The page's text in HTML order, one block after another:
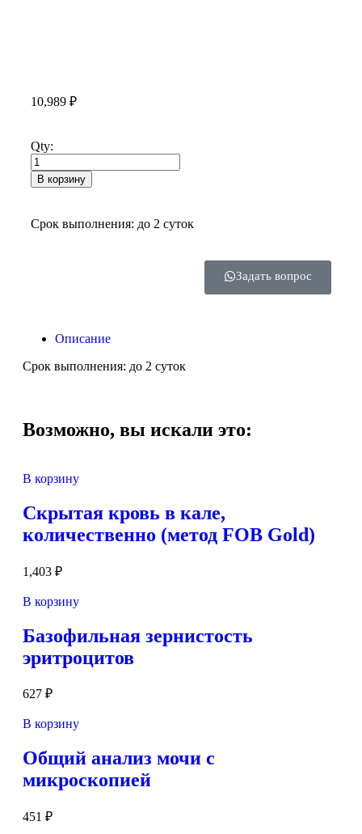
10,989 ₽
Qty:
В корзину
Срок выполнения: до 2 суток
Задать вопрос
Описание
Срок выполнения: до 2 суток
Возможно, вы искали это:
В корзину
Скрытая кровь в кале,
количественно (метод FOB Gold)
1,403 ₽
В корзину
Базофильная зернистость
эритроцитов
627 ₽
В корзину
Общий анализ мочи с
микроскопией
451 ₽